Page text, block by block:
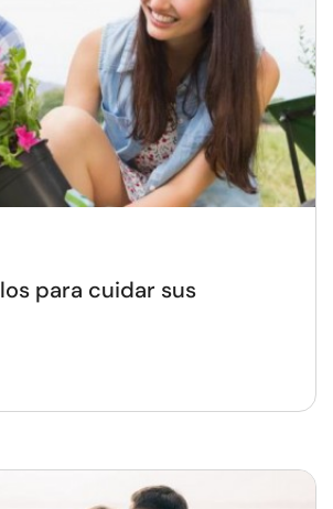
para cuidar sus